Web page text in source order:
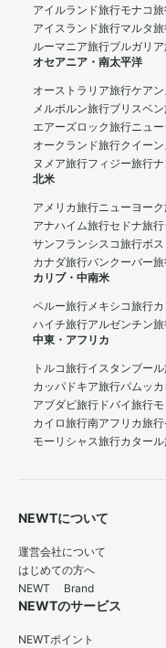
アイルランド旅行モナコ
アイスランド旅行マルタ
ルーマニア旅行ブルガリ
オセアニア・南太平洋
オーストラリア旅行ケア
メルボルン旅行ブリスベ
エアーズロック旅行ニュ
オークランド旅行クイー
ヌメア旅行フィジー旅行
北米
アメリカ旅行ニューヨー
アナハイム旅行セドナ旅行
サンフランシスコ旅行ボ
カナダ旅行バンクーバー
カリブ・中南米
ペルー旅行メキシコ旅行
ハイチ旅行アルゼンチン
中東・アフリカ
トルコ旅行イスタンブー
カッパドキア旅行パムッ
アブダビ旅行 ドバイ旅行
カイロ旅行南アフリカ旅行
モーリシャス旅行カター
NEWTについて
運営会社について
はじめての方へ
NEWT Brand
NEWTのサービス
NEWTポイント